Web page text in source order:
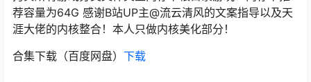
荐容量为64G 感谢B站UP主@流云清风的文案指导以及天
涯大佬的内核整合！本人只做内核美化部分！
合集下载（百度网盘） 下载